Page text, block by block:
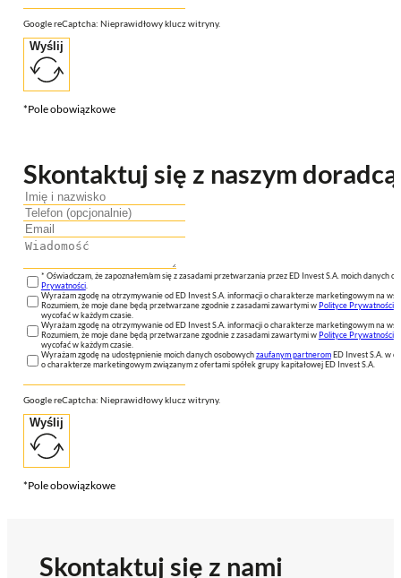
Google reCaptcha: Nieprawidłowy klucz witryny.
Wyślij
*Pole obowiązkowe
Skontaktuj się z naszym doradcą
* Oświadczam, że zapoznałem/am się z zasadami przetwarzania przez ED Invest S.A. moich danych
Prywatności.
Wyrażam zgodę na otrzymywanie od ED Invest S.A. informacji o charakterze marketingowym na
Rozumiem, że moje dane będą przetwarzane zgodnie z zasadami zawartymi wPolityce Prywatności
wycofać w każdym czasie.
Wyrażam zgodę na otrzymywanie od ED Invest S.A. informacji o charakterze marketingowym na
Rozumiem, że moje dane będą przetwarzane zgodnie z zasadami zawartymi wPolityce Prywatności
wycofać w każdym czasie.
Wyrażam zgodę na udostępnienie moich danych osobowychzaufanym partneromED Invest S.A. w
o charakterze marketingowym związanym z ofertami spółek grupy kapitałowej ED Invest S.A.
Google reCaptcha: Nieprawidłowy klucz witryny.
Wyślij
*Pole obowiązkowe
Skontaktuj się z nami